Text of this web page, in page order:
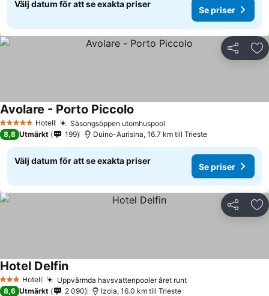
Välj datum för att se exakta priser
Se priser
Dela
5 Stjärnor Hotell Säsongsöppen utomhuspool
Avolare - Porto Piccolo
8,8 Utmärkt 199 Duino-Aurisina, 16.7 km till Trieste
Välj datum för att se exakta priser
Se priser
Dela
3 StjärnorHotell Uppvärmda havsvattenpooler året runtSe priser
Hotel DelfinSe priser
8,6 Utmärkt 2 090 Izola, 16.0 km till Trieste